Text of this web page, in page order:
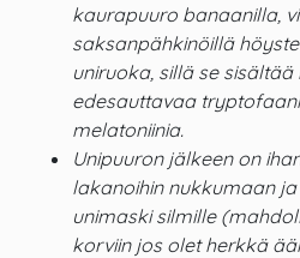
kaurapuuro banaanilla,
saksanpähkinöillä
uniruoka, sillä se
edesauttavaa
melatoniinia.
Unipuuron jälkeen on
lakanoihin nukkumaan
unimaski silmille
korviin jos olet herkkä